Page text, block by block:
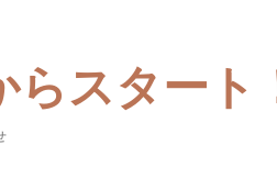
スタート